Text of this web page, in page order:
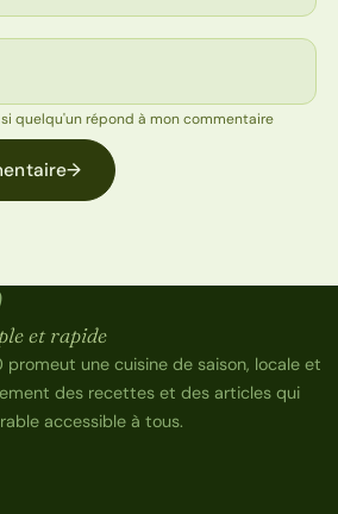
quelqu'un répond à mon commentaire
→
et rapide
une cuisine de saison, locale et
des recettes et des articles qui
accessible à tous.